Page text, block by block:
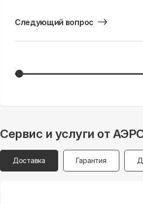
Следующий вопрос
Сервис и услуги от
Доставка Гарантия